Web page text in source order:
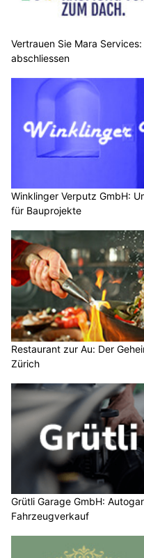
Vertrauen Sie Mara
abschliessen
Winklinger Verputz GmbH:
für Bauprojekte
Restaurant zur Au: Der
Zürich
Grütli Garage GmbH:
Fahrzeugverkauf